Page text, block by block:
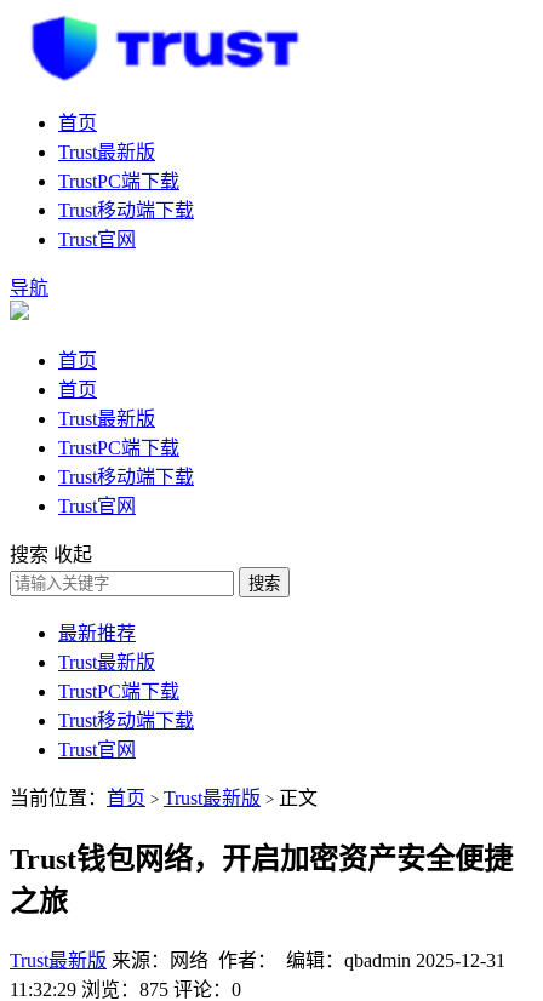
首页
Trust最新版
TrustPC端下载
Trust移动端下载
Trust官网
导航
首页
首页
Trust最新版
TrustPC端下载
Trust移动端下载
Trust官网
搜索 收起
搜索
最新推荐
Trust最新版
TrustPC端下载
Trust移动端下载
Trust官网
当前位置： 首页 > Trust最新版 > 正文
Trust钱包网络，开启加密资产安全便捷
之旅
Trust最新版 来源：网络 作者： 编辑：qbadmin 2025-12-31
11:32:29 浏览：875 评论：0